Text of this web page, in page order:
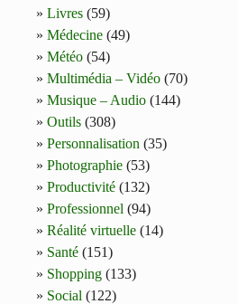
Livres (59)
Médecine (49)
Météo (54)
Multimédia – Vidéo (70)
Musique – Audio (144)
Outils (308)
Personnalisation (35)
Photographie (53)
Productivité (132)
Professionnel (94)
Réalité virtuelle (14)
Santé (151)
Shopping (133)
Social (122)